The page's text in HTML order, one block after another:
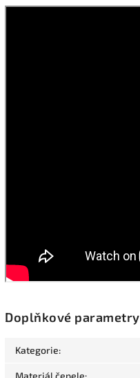
Doplňkové parametry
Kategorie:
Materiál čepele: